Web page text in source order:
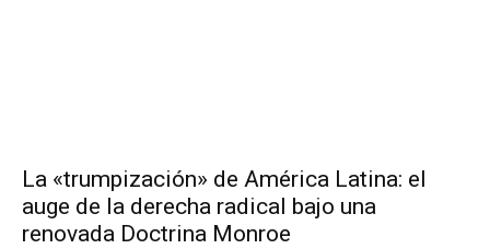
La «trumpización» de América Latina: el
auge de la derecha radical bajo una
renovada Doctrina Monroe